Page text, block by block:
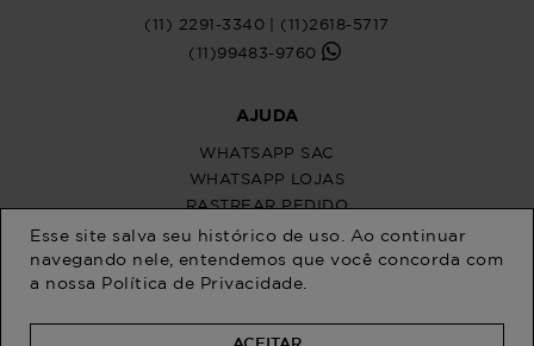
(11) 2291-3340 | (11)2618-5717
(11)99483-9760
AJUDA
WHATSAPP SAC
WHATSAPP LOJAS
RASTREAR PEDIDO
SOLICITE SUA TROCA
PERGUNTAS FREQUENTES
Esse site salva seu histórico de uso. Ao continuar
navegando nele, entendemos que você concorda com
a nossa Política de Privacidade
ACEITAR